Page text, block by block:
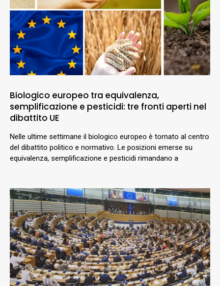
Biologico europeo tra equivalenza,
semplificazione e pesticidi: tre fronti aperti nel
dibattito UE
Nelle ultime settimane il biologico europeo è tornato al centro
del dibattito politico e normativo. Le posizioni emerse su
equivalenza, semplificazione e pesticidi rimandano a